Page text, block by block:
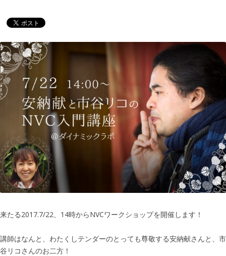
来たる2017.7/22、14時からNVCワークショップを開催します！
講師はなんと、わたくしテンダーのとっても尊敬する安納献さんと、市
谷リコさんのお二方！